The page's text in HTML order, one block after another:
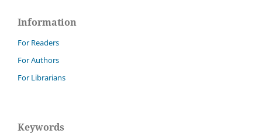
Information
For Readers
For Authors
For Librarians
Keywords